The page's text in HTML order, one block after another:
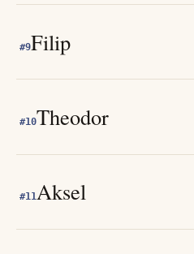
#9Filip
#10Theodor
#11Aksel